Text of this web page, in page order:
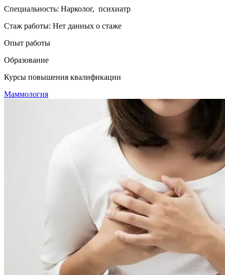
Специальность: Нарколог, психиатр
Стаж работы: Нет данных о стаже
Опыт работы
Образование
Курсы повышения квалификации
Маммология